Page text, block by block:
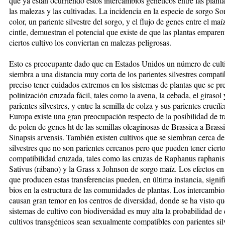
las ma­­le­zas y las cultivadas. La inci­den­cia en la especie de sorgo
color, un pariente silvestre del sorgo, y el flujo de genes entre el
cintle, demuestran el potencial que existe de que las plantas
ciertos cultivo los con­vier­tan en ma­le­zas peligrosas.
Esto es preocupante dado que en Estados Unidos un nú­mero de
siembra a una distancia muy cor­ta de los parientes silvestres
preciso tener cuidados ex­­tre­mos en los sistemas de plantas que se
polinización cruzada fá­cil, tales como la avena, la cebada, el gi­rasol
parientes silvestres, y en­tre la semilla de colza y sus parientes
Europa existe una gran preocupación respecto de la posibilidad de
de polen de genes ht de las semillas oleaginosas de Bras­sica a
Sinapsis ar­vensis. También existen cultivos que se siembran cerca
silvestres que no son parientes cercanos pe­ro que pueden tener
com­pa­ti­bi­li­dad cruzada, tales como las cruzas de Raphanus
Sativus (rábano) y la Grass x John­son de sorgo maíz. Los efectos en
que producen estas transferencias pue­den, en última instancia,
bios en la estructura de las co­mu­nidades de plantas. Los
causan gran temor en los cen­tros de diversidad, donde se ha vis­to
sistemas de cultivo con bio­diversidad es muy alta la probabilidad de
cultivos transgénicos sean sexualmente compatibles con pa­rientes